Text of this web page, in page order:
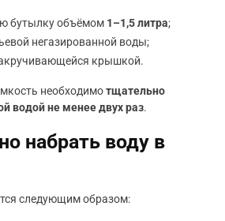
бутылку объёмом 1–1,5 литра;
негазированной воды;
крышкой.
необходимотщательно
водой не менее двух раз.
набрать воду в
следующим образом: